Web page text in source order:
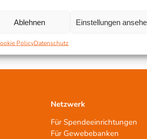
Ablehnen Einstellungen
PolicyDatenschutz
Netzwerk
Für Spendeeinrichtungen
Für Gewebebanken